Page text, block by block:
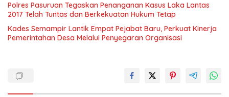
Polres Pasuruan Tegaskan Penanganan Kasus Laka Lantas
2017 Telah Tuntas dan Berkekuatan Hukum Tetap
Kades Semampir Lantik Empat Pejabat Baru, Perkuat Kinerja
Pemerintahan Desa Melalui Penyegaran Organisasi